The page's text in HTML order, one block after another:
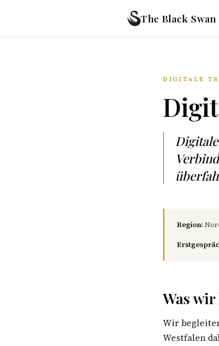
The Black Swan
DIGITALE
Region:
Was
Wir
Westfalen